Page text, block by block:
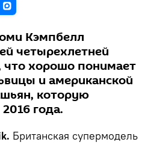
Кэмпбелл
четырехлетней
что хорошо понимает
и американской
которую
года.
Британская супермодель